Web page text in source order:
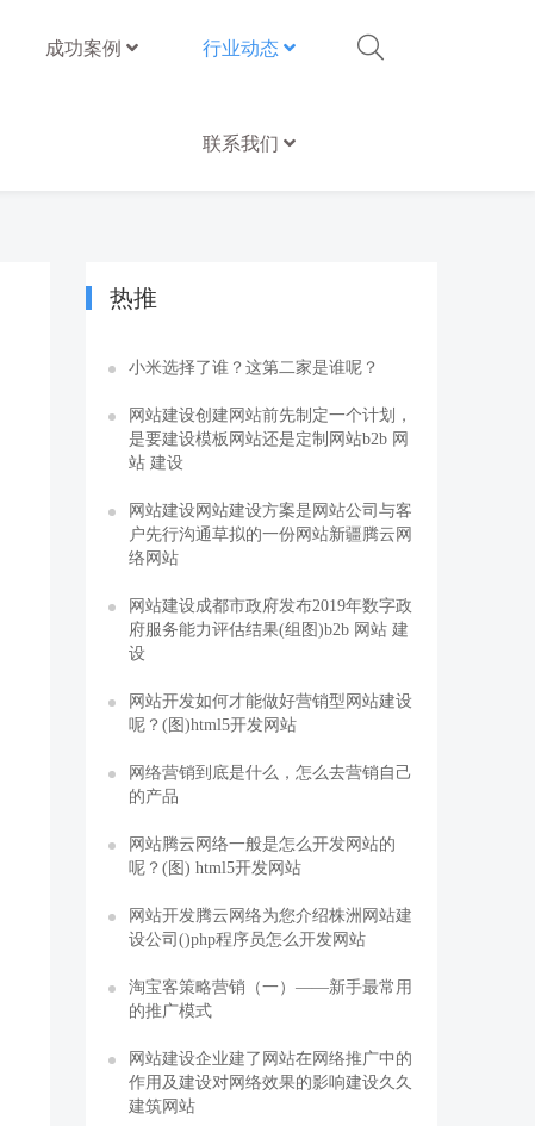
成功案例 行业动态
联系我们
热推
小米选择了谁？这第二家是谁呢？
网站建设创建网站前先制定一个计划，
是要建设模板网站还是定制网站b2b 网
站 建设
网站建设网站建设方案是网站公司与客
户先行沟通草拟的一份网站新疆腾云网
络网站
网站建设成都市政府发布2019年数字政
府服务能力评估结果(组图)b2b 网站 建
设
网站开发如何才能做好营销型网站建设
呢？(图)html5开发网站
网络营销到底是什么，怎么去营销自己
的产品
网站腾云网络一般是怎么开发网站的
呢？(图) html5开发网站
网站开发腾云网络为您介绍株洲网站建
设公司()php程序员怎么开发网站
淘宝客策略营销（一）——新手最常用
的推广模式
网站建设企业建了网站在网络推广中的
作用及建设对网络效果的影响建设久久
建筑网站